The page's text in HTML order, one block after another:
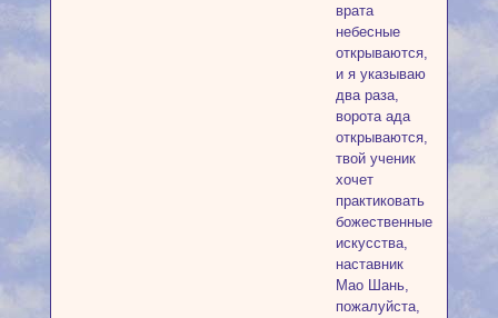
врата
небесные
открываются,
и я указываю
два раза,
ворота ада
открываются,
твой ученик
хочет
практиковать
божественные
искусства,
наставник
Мао Шань,
пожалуйста,